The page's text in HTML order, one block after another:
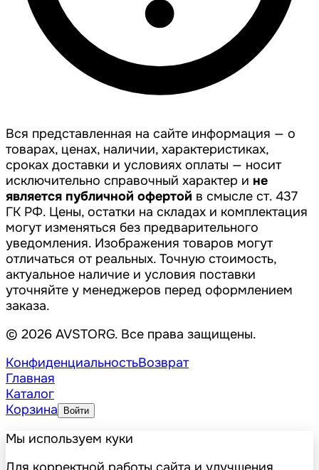
Вся представленная на сайте информация — о
товарах, ценах, наличии, характеристиках,
сроках доставки и условиях оплаты — носит
исключительно справочный характер и не
является публичной офертой в смысле ст. 437
ГК РФ. Цены, остатки на складах и комплектация
могут изменяться без предварительного
уведомления. Изображения товаров могут
отличаться от реальных. Точную стоимость,
актуальное наличие и условия поставки
уточняйте у менеджеров перед оформлением
заказа.
© 2026 AVSTORG. Все права защищены.
КонфиденциальностьВозврат
Главная
Каталог
Корзина
Войти
Мы используем куки
Для корректной работы сайта и улучшения